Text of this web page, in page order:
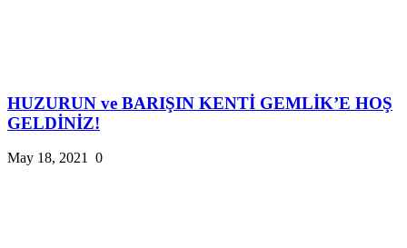
HUZURUN ve BARIŞIN KENTİ GEMLİK’E HOŞ
GELDİNİZ!
May 18, 2021 0